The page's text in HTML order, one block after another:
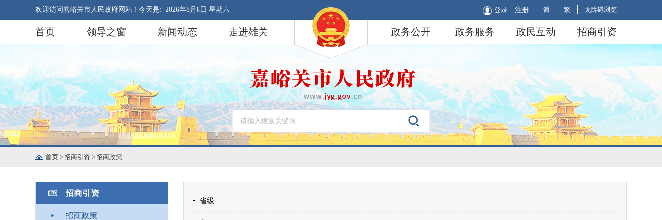
欢迎访问嘉峪关市人民政府网站！今天是: 2026年8月8日 星期六 简 繁 无障碍浏览
登录 注册
首页 领导之窗 新闻动态 走进雄关 政务公开 政务服务 政民互动 招商引资
首页 > 招商引资 > 招商政策
招商引资
招商政策
省级